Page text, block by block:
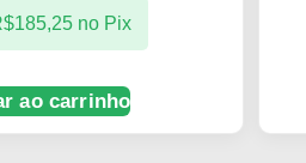
185,25 no Pix
ao carrinho